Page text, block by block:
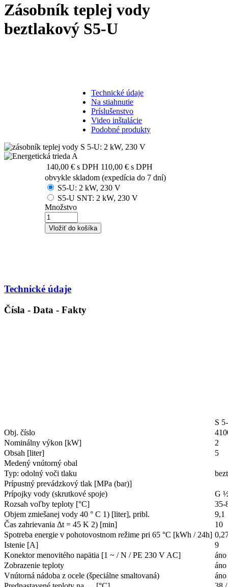
Zásobník teplej vody
beztlakový S5-U
Technické údaje
Na stiahnutie
Príslušenstvo
Video inštalácie
Podobné produkty
140,00 € s DPH 110,00 € s DPH
obvykle skladom (expedícia do 7 dní)
S5-U: 2 kW, 230 V
S5-U SNT: 2 kW, 230 V
Množstvo
Technické údaje
Čísla - Data - Fakty
S
Obj. číslo
Nominálny výkon [kW]
2
Obsah [liter]
5
Medený vnútorný obal
Typ: odolný voči tlaku
Prípustný prevádzkový tlak [MPa (bar)]
Prípojky vody (skrutkové spoje)
G
Rozsah voľby teploty [°C]
35-
Objem zmiešanej vody 40 ° C 1) [liter], pribl.
9,1
Čas zahrievania Δt = 45 K 2) [min]
10
Spotreba energie v pohotovostnom režime pri 65 °C [kWh / 24h]
Istenie [A]
9
Konektor menovitého napätia [1 ~ / N / PE 230 V AC]
áno
Zobrazenie teploty
áno
Vnútorná nádoba z ocele (špeciálne smaltovaná)
áno